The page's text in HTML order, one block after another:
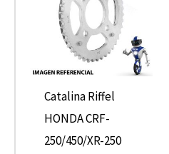
Catalina Riffel
HONDA CRF-
250/450/XR-250